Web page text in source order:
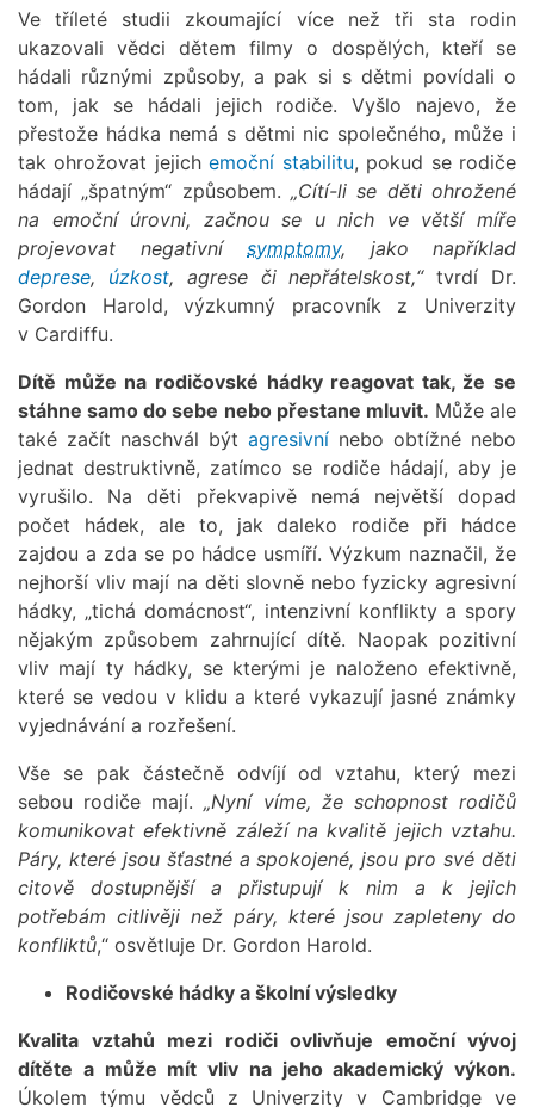
Ve tříleté studii zkoumající více než tři sta rodin
ukazovali vědci dětem filmy o dospělých, kteří se
hádali různými způsoby, a pak si s dětmi povídali o
tom, jak se hádali jejich rodiče. Vyšlo najevo, že
přestože hádka nemá s dětmi nic společného, může i
tak ohrožovat jejichemoční stabilitu, pokud se rodiče
hádají „špatným“ způsobem. „Cítí-li se děti ohrožené
na emoční úrovni, začnou se u nich ve větší míře
projevovat negativní symptomy, jako například
deprese, úzkost, agrese či nepřátelskost,“tvrdí Dr.
Gordon Harold, výzkumný pracovník z Univerzity
v Cardiffu.
Dítě může na rodičovské hádky reagovat tak, že se
stáhne samo do sebe nebo přestane mluvit. Může ale
také začít naschvál být agresivní nebo obtížné nebo
jednat destruktivně, zatímco se rodiče hádají, aby je
vyrušilo. Na děti překvapivě nemá největší dopad
počet hádek, ale to, jak daleko rodiče při hádce
zajdou a zda se po hádce usmíří. Výzkum naznačil, že
nejhorší vliv mají na děti slovně nebo fyzicky agresivní
hádky, „tichá domácnost“, intenzivní konflikty a spory
nějakým způsobem zahrnující dítě. Naopak pozitivní
vliv mají ty hádky, se kterými je naloženo efektivně,
které se vedou v klidu a které vykazují jasné známky
vyjednávání a rozřešení.
Vše se pak částečně odvíjí od vztahu, který mezi
sebou rodiče mají.„Nyní víme, že schopnost rodičů
komunikovat efektivně záleží na kvalitě jejich vztahu.
Páry, které jsou šťastné a spokojené, jsou pro své děti
citově dostupnější a přistupují k nim a k jejich
potřebám citlivěji než páry, které jsou zapleteny do
konfliktů,“ osvětluje Dr. Gordon Harold.
Rodičovské hádky a školní výsledky
Kvalita vztahů mezi rodiči ovlivňuje emoční vývoj
dítěte a může mít vliv na jeho akademický výkon.
Úkolem týmu vědců z Univerzity v Cambridge ve